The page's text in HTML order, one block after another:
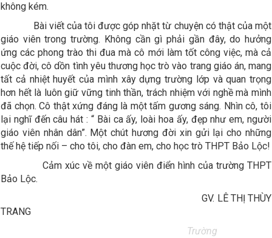
không kém.
Bài viết của tôi được góp nhặt từ chuyện có thật của một
giáo viên trong trường. Không cần gì phải gần đây, do hưởng
ứng các phong trào thi đua mà cô mới làm tốt công việc, mà cả
cuộc đời, cô dồn tình yêu thương học trò vào trang giáo án, mang
tất cả nhiệt huyết của mình xây dựng trường lớp và quan trọng
hơn hết là luôn giữ vững tinh thần, trách nhiệm với nghề mà mình
đã chọn. Cô thật xứng đáng là một tấm gương sáng. Nhìn cô, tôi
lại nghĩ đến câu hát : “ Bài ca ấy, loài hoa ấy, đẹp như em, người
giáo viên nhân dân”. Một chút hương đời xin gửi lại cho những
thế hệ tiếp nối – cho tôi, cho đàn em, cho học trò THPT Bảo Lộc!
Cảm xúc về một giáo viên điển hình của trường THPT
Bảo Lộc.
GV. LÊ THỊ THÙY
TRANG
Trường